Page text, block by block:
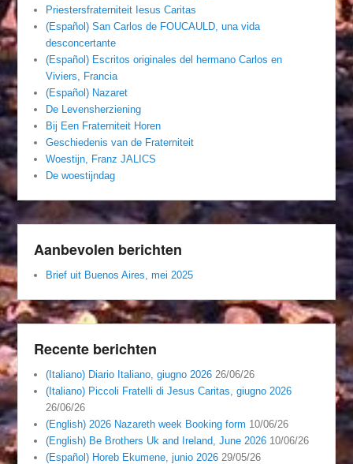
Priestersfraterniteit Iesus Caritas
(Español) San Carlos de FOUCAULD, una vida
desconcertante
(Español) Escritos originales del hermano Carlos en
Viviers, Francia
(Español) Nazaret
De Levensherziening
Bij Een Fraterniteit Horen
Geschiedenis van de Fraterniteit
Woestijn, Franz JALICS
De woestijndag
Aanbevolen berichten
Brief uit Buenos Aires, mei 2025
Recente berichten
(Italiano) Diario Italiano, giugno 2026 26/06/26
(Italiano) Piccoli Fratelli di Jesus Caritas, giugno 2026
26/06/26
(English) 2026 Nazareth week Booking form 10/06/26
(English) Be Brothers Uk and Ireland, June 2026 10/06/26
(Español) Horeb Ekumene, junio 2026 29/05/26